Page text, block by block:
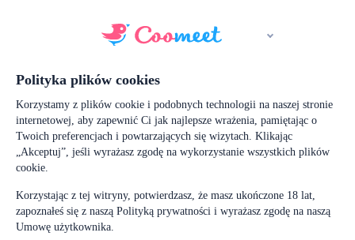
Polityka plików cookies
Korzystamy z plików cookie i podobnych technologii na naszej stronie
internetowej, aby zapewnić Ci jak najlepsze wrażenia, pamiętając o
Twoich preferencjach i powtarzających się wizytach. Klikając
„Akceptuj”, jeśli wyrażasz zgodę na wykorzystanie wszystkich plików
cookie.
Korzystając z tej witryny, potwierdzasz, że masz ukończone 18 lat,
zapoznałeś się z naszą Polityką prywatności i wyrażasz zgodę na naszą
Umowę użytkownika.